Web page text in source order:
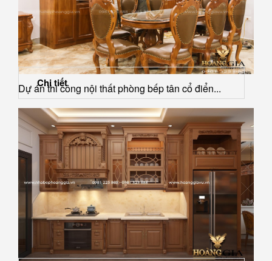
Dự án thi công nội thất phòng bếp tân cổ điển...
Chi tiết